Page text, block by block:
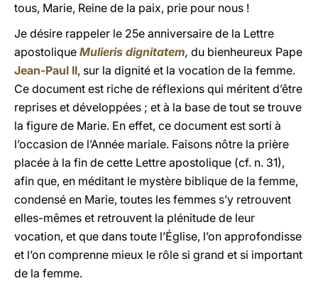
tous, Marie, Reine de la paix, prie pour nous !
Je désire rappeler le 25e anniversaire de la Lettre
apostolique Mulieris dignitatem, du bienheureux Pape
Jean-Paul II, sur la dignité et la vocation de la femme.
Ce document est riche de réflexions qui méritent d’être
reprises et développées ; et à la base de tout se trouve
la figure de Marie. En effet, ce document est sorti à
l’occasion de l’Année mariale. Faisons nôtre la prière
placée à la fin de cette Lettre apostolique (cf. n. 31),
afin que, en méditant le mystère biblique de la femme,
condensé en Marie, toutes les femmes s’y retrouvent
elles-mêmes et retrouvent la plénitude de leur
vocation, et que dans toute l’Église, l’on approfondisse
et l’on comprenne mieux le rôle si grand et si important
de la femme.